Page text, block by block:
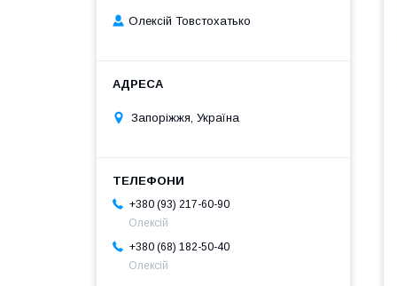
Олексій Товстохатько
Запоріжжя, Україна
+380 (93) 217-60-90
Олексій
+380 (68) 182-50-40
Олексій